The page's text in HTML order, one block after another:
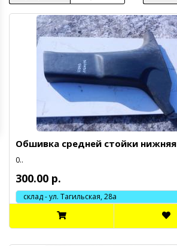
Обшивка средней стойки
0..
300.00 р.
склад - ул. Тагильская, 28а